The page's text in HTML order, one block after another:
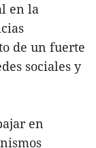
en la
de un fuerte
sociales y
en